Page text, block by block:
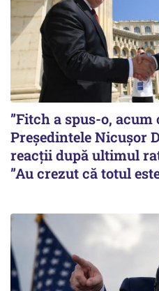
”Fitch a spus-o, acum
Președintele Nicușor
reacții după ultimul
”Au crezut că totul